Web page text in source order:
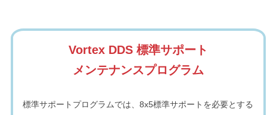
Vortex DDS 標準サポート
メンテナンスプログラム
標準サポートプログラムでは、8x5標準サポートを必要とする